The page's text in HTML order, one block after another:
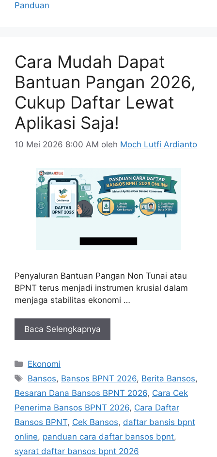
Panduan
Cara Mudah Dapat
Bantuan Pangan 2026,
Cukup Daftar Lewat
Aplikasi Saja!
10 Mei 2026 8:00 AM oleh Moch Lutfi Ardianto
Penyaluran Bantuan Pangan Non Tunai atau
BPNT terus menjadi instrumen krusial dalam
menjaga stabilitas ekonomi …
Baca Selengkapnya
Kategori
Ekonomi
Tag
Bansos, Bansos BPNT 2026, Berita Bansos,
Besaran Dana Bansos BPNT 2026, Cara Cek
Penerima Bansos BPNT 2026, Cara Daftar
Bansos BPNT, Cek Bansos, daftar bansis bpnt
online, panduan cara daftar bansos bpnt,
syarat daftar bansos bpnt 2026